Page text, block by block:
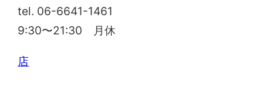
tel. 06-6641-1461
9:30〜21:30 月休
店